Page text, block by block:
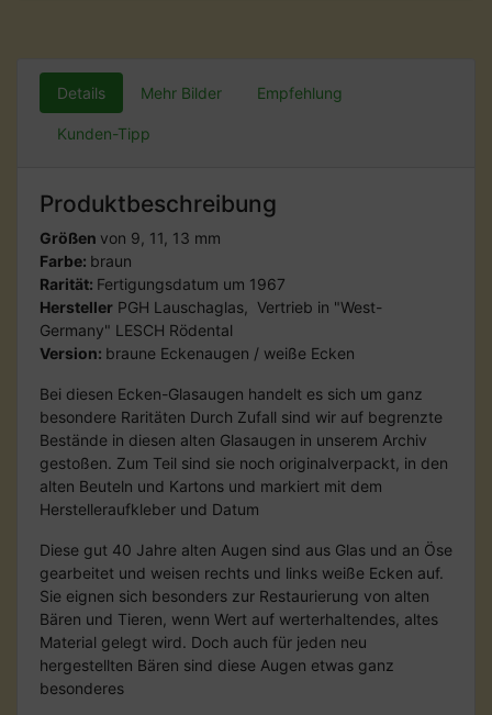
Details Mehr Bilder Empfehlung
Kunden-Tipp
Produktbeschreibung
Größen von 9, 11, 13 mm
Farbe: braun
Rarität: Fertigungsdatum um 1967
Hersteller PGH Lauschaglas, Vertrieb in "West-
Germany" LESCH Rödental
Version: braune Eckenaugen / weiße Ecken
Bei diesen Ecken-Glasaugen handelt es sich um ganz
besondere Raritäten Durch Zufall sind wir auf begrenzte
Bestände in diesen alten Glasaugen in unserem Archiv
gestoßen. Zum Teil sind sie noch originalverpackt, in den
alten Beuteln und Kartons und markiert mit dem
Herstelleraufkleber und Datum
Diese gut 40 Jahre alten Augen sind aus Glas und an Öse
gearbeitet und weisen rechts und links weiße Ecken auf.
Sie eignen sich besonders zur Restaurierung von alten
Bären und Tieren, wenn Wert auf werterhaltendes, altes
Material gelegt wird. Doch auch für jeden neu
hergestellten Bären sind diese Augen etwas ganz
besonderes